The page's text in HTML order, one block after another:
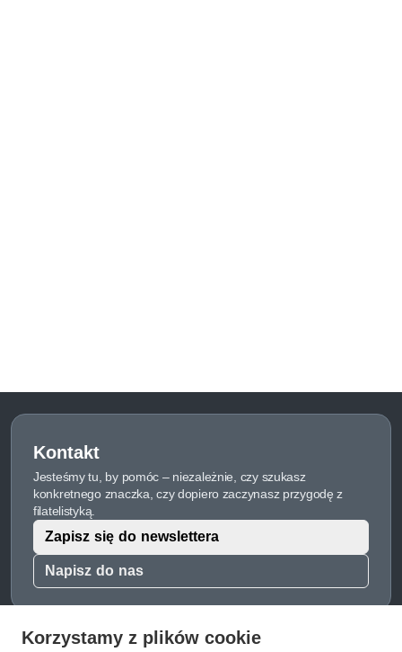
Kontakt
Jesteśmy tu, by pomóc – niezależnie, czy szukasz
konkretnego znaczka, czy dopiero zaczynasz przygodę z
filatelistyką.
Napisz do nas
Zapisz się do newslettera
Korzystamy z plików cookie